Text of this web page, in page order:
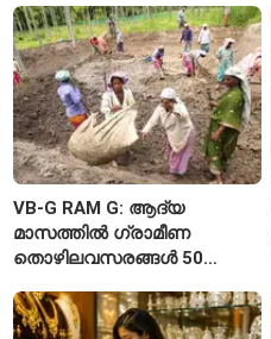
VB-G RAM G: ആദ്യ
മാസത്തിൽ ഗ്രാമീണ
തൊഴിലവസരങ്ങൾ 50